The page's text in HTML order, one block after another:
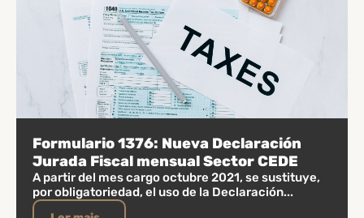
Formulario 1376: Nueva Declaración
Jurada Fiscal mensual Sector CEDE
A partir del mes cargo octubre 2021, se sustituye,
por obligatoriedad, el uso de la Declaración...